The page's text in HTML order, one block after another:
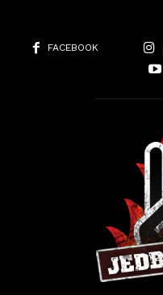
FACEBOOK